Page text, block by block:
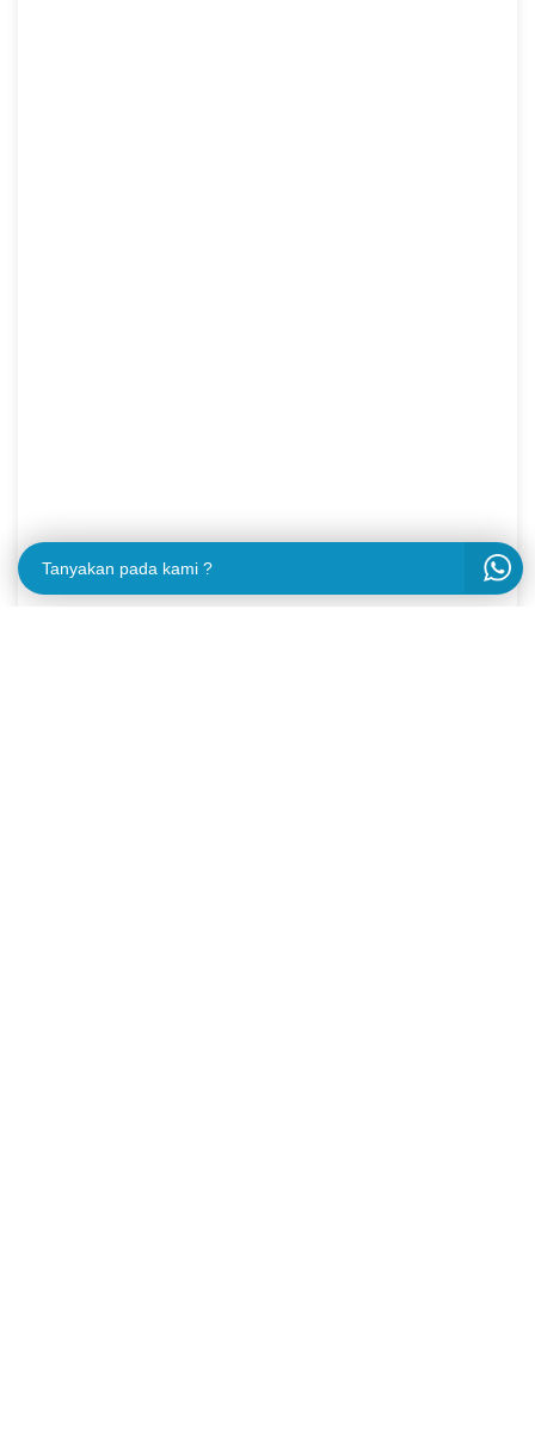
Tanyakan pada kami ?